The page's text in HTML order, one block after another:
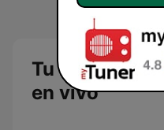
Tu Radio Los
en vivo